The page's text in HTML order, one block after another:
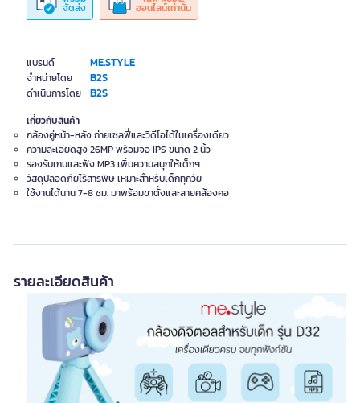
แบรนด์ ME.STYLE
จำหน่ายโดย B2S
ดำเนินการโดย B2S
จัดส่ง ออนไลน์เท่านั้น
เกี่ยวกับสินค้า
กล้องคู่หน้า-หลัง ถ่ายเซลฟี่และวิดีโอได้ในเครื่องเดียว
ความละเอียดสูง 26MP พร้อมจอ IPS ขนาด 2 นิ้ว
รองรับเกมและฟัง MP3 เพิ่มความสนุกให้เด็กๆ
วัสดุปลอดภัยไร้สารพิษ เหมาะสำหรับเด็กทุกวัย
ใช้งานได้นาน 7-8 ชม. มาพร้อมขาตั้งและสายคล้องคอ
รายละเอียดสินค้า